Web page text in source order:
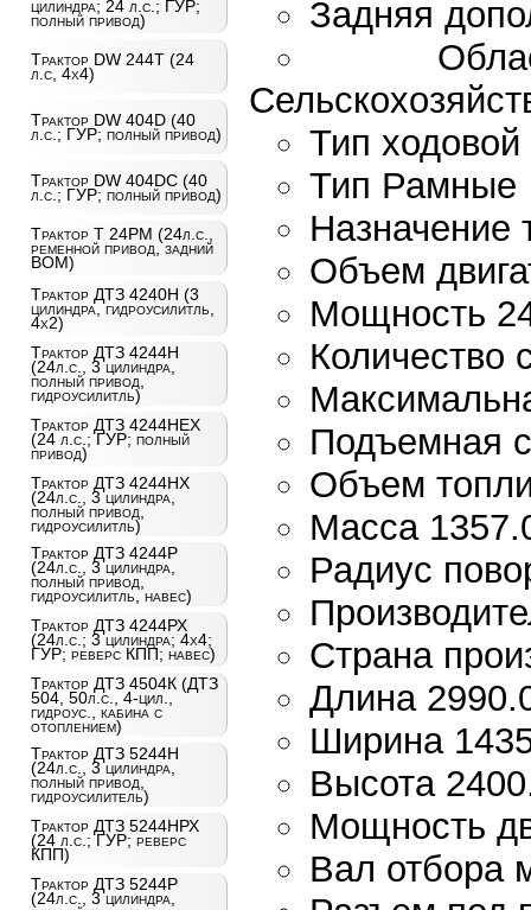
цилиндра; 24 л.с.; ГУР;
полный привод)
Трактор DW 244Т (24
л.с, 4х4)
Трактор DW 404D (40
л.с.; ГУР; полный привод)
Трактор DW 404DC (40
л.с.; ГУР; полный привод)
Трактор T 24PM (24л.с.,
ременной привод, задний
ВОМ)
Трактор ДТЗ 4240Н (3
цилиндра, гидроусилитль,
4х2)
Трактор ДТЗ 4244Н
(24л.с., 3 цилиндра,
полный привод,
гидроусилитль)
Трактор ДТЗ 4244НЕХ
(24 л.с.; ГУР; полный
привод)
Трактор ДТЗ 4244НХ
(24л.с., 3 цилиндра,
полный привод,
гидроусилитль)
Трактор ДТЗ 4244Р
(24л.с., 3 цилиндра,
полный привод,
гидроусилитль, навес)
Трактор ДТЗ 4244РХ
(24л.с.; 3 цилиндра; 4х4;
ГУР; реверс КПП; навес)
Трактор ДТЗ 4504К (ДТЗ
504, 50л.с., 4-цил.,
гидроус., кабина с
отоплением)
Трактор ДТЗ 5244Н
(24л.с., 3 цилиндра,
полный привод,
гидроусилитель)
Трактор ДТЗ 5244НРХ
(24 л.с.; ГУР; реверс
КПП)
Трактор ДТЗ 5244Р
(24л.с., 3 цилиндра,
Задняя
Тип
Тип Рамные
Назначение
Объем
Мощность
Количество
Подъемная
Объем
Масса
Радиус
Страна
Длина
Ширина
Высота
Мощность
Вал отбора